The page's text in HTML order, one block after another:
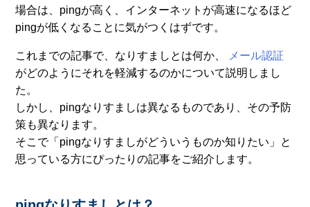
場合は、pingが高く、インターネットが高速になるほど
pingが低くなることに気がつくはずです。
これまでの記事で、なりすましとは何か、
メール認証
がどのようにそれを軽減するのかについて説明しまし
た。
しかし、pingなりすましは異なるものであり、その予防
策も異なります。
そこで「pingなりすましがどういうものか知りたい」と
思っている方にぴったりの記事をご紹介します。